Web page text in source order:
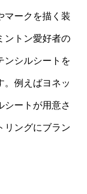
マークを描く装
ントン愛好者の
ンシルシートを
。例えばヨネッ
シートが用意さ
リングにブラン